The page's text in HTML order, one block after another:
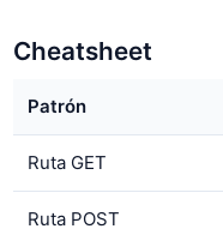
Cheatsheet
Patrón
Ruta GET
Ruta POST